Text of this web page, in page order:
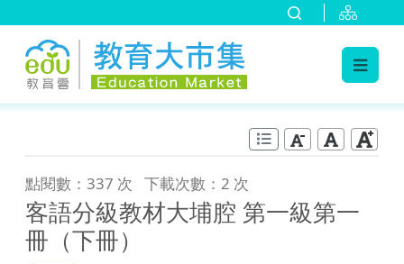
點閱數：337 次 下載次數：2 次
客語分級教材大埔腔 第一級第一
冊（下冊）